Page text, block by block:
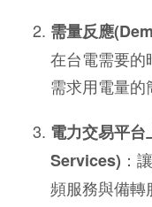
需量反應
在台電需要的
需求用電量
電力交易平
Services) ：
頻服務與備轉